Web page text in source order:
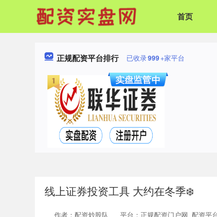
首页
正规配资平台排行 已收录999+家平台
线上证券投资工具 大约在冬季❄️ ​​​
作者：配资炒股队 平台：正规配资门户网_配资平